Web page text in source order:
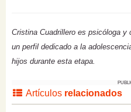
Cristina Cuadrillero es psicóloga y
un perfil dedicado a la
hijos durante esta etapa.
Artículos relacionados